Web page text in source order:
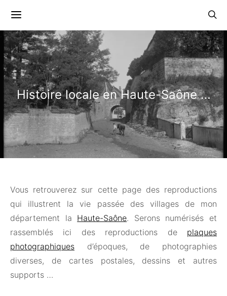
Histoire locale en Haute-Saône …
Vous retrouverez sur cette page des reproductions
qui illustrent la vie passée des villages de mon
département la Haute-Saône. Serons numérisés et
rassemblés ici des reproductions de plaques
photographiques d’époques, de photographies
diverses, de cartes postales, dessins et autres
supports …